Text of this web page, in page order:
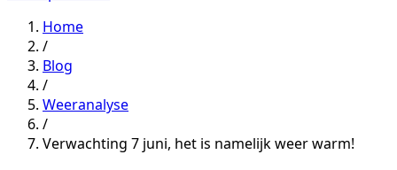
Home
/
Blog
/
Weeranalyse
/
Verwachting 7 juni, het is namelijk weer warm!